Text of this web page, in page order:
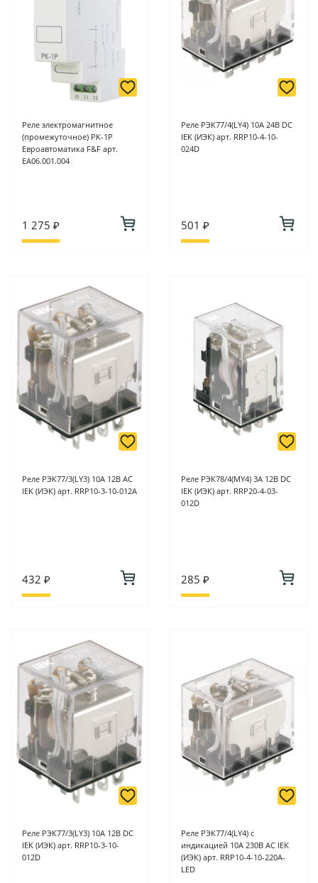
Реле электромагнитное
(промежуточное) PK-1P
Евроавтоматика F&F арт.
EA06.001.004
1 275 ₽
Реле РЭК77/4(LY4) 10А 24В DC
IEK (ИЭК) арт. RRP10-4-10-
024D
501 ₽
Реле РЭК77/3(LY3) 10А 12В АC
IEK (ИЭК) арт. RRP10-3-10-012A
432 ₽
Реле РЭК78/4(MY4) 3А 12В DC
IEK (ИЭК) арт. RRP20-4-03-
012D
285 ₽
Реле РЭК77/3(LY3) 10А 12В DC
IEK (ИЭК) арт. RRP10-3-10-
012D
Реле РЭК77/4(LY4) с
индикацией 10А 230В АC IEK
(ИЭК) арт. RRP10-4-10-220A-
LED